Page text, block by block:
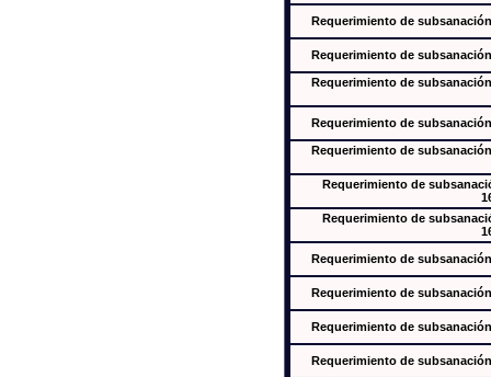
Requerimiento de
Requerimiento de
Requerimiento de
Requerimiento de
Requerimiento de
Requerimiento de
Requerimiento de
Requerimiento de
Requerimiento de
Requerimiento de
Requerimiento de